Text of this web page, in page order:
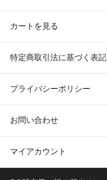
カートを見る
特定商取引法に基づく表記
プライバシーポリシー
お問い合わせ
マイアカウント